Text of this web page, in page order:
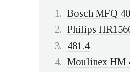
Bosch MFQ
Philips
481.4
Moulinex HM